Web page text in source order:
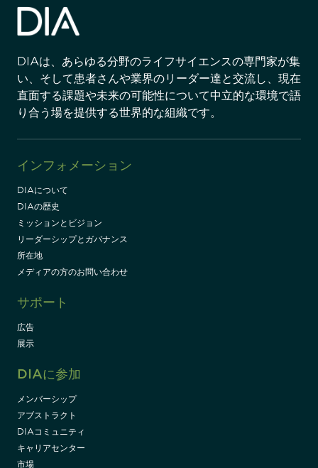
DIAは、あらゆる分野のライフサイエンスの専門家が集
い、そして患者さんや業界のリーダー達と交流し、現在
直面する課題や未来の可能性について中立的な環境で語
り合う場を提供する世界的な組織です。
インフォメーション
DIAについて
DIAの歴史
ミッションとビジョン
リーダーシップとガバナンス
所在地
メディアの方のお問い合わせ
サポート
広告
展示
DIAに参加
メンバーシップ
アブストラクト
DIAコミュニティ
キャリアセンター
市場